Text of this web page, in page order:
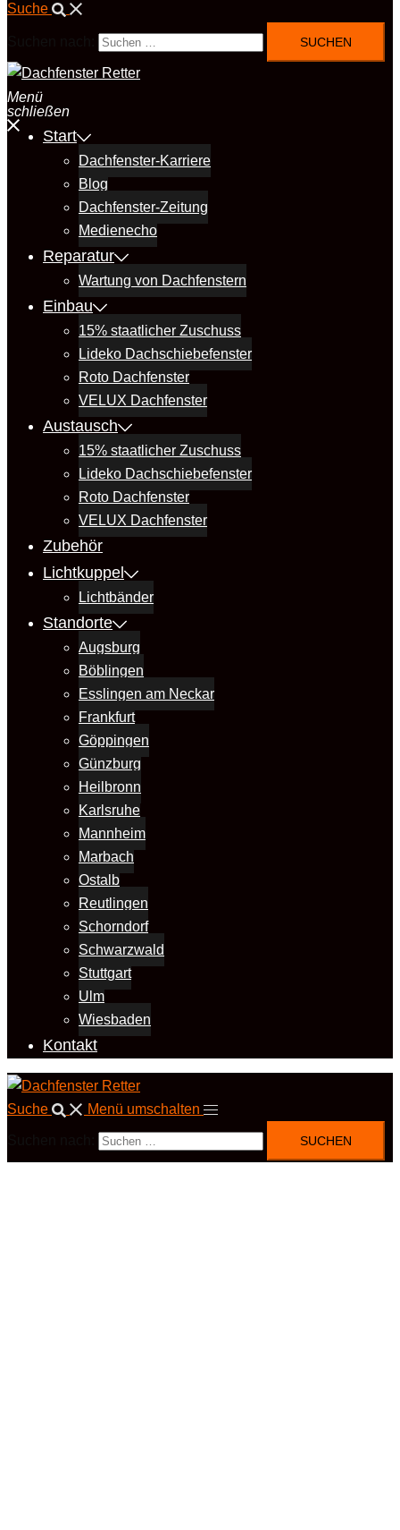
Suche
Menü
schließen
Start
Dachfenster-Karriere
Blog
Dachfenster-Zeitung
Medienecho
Reparatur
Wartung von Dachfenstern
Einbau
15% staatlicher Zuschuss
Lideko Dachschiebefenster
Roto Dachfenster
VELUX Dachfenster
Austausch
15% staatlicher Zuschuss
Lideko Dachschiebefenster
Roto Dachfenster
VELUX Dachfenster
Zubehör
Lichtkuppel
Lichtbänder
Standorte
Augsburg
Böblingen
Esslingen am Neckar
Frankfurt
Göppingen
Günzburg
Heilbronn
Karlsruhe
Mannheim
Marbach
Ostalb
Reutlingen
Schorndorf
Schwarzwald
Stuttgart
Ulm
Wiesbaden
Kontakt
Suche Menü umschalten